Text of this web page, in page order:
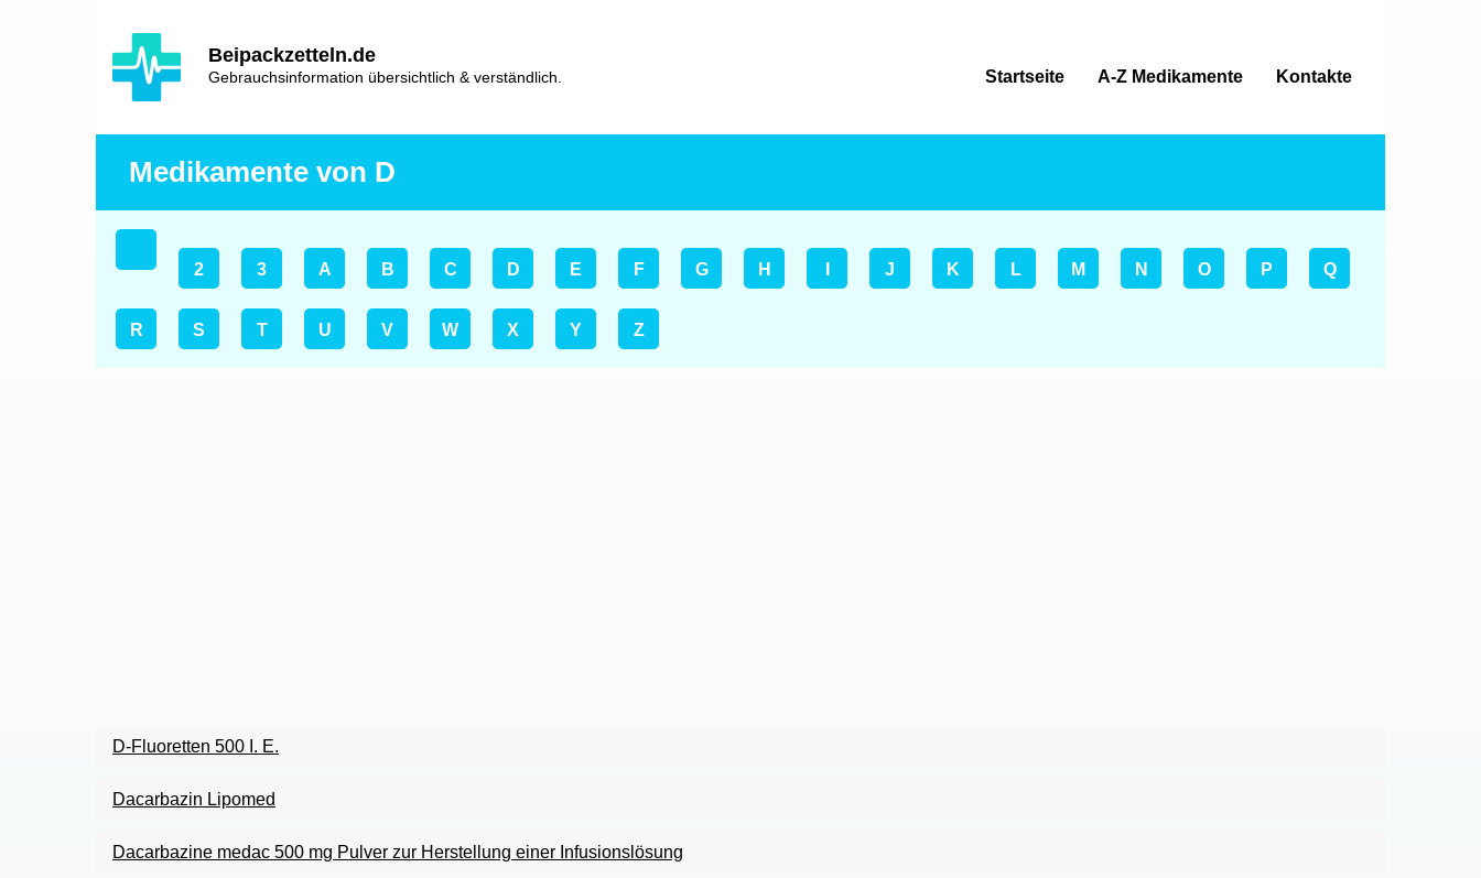
Beipackzetteln.de
Gebrauchsinformation übersichtlich & verständlich.
Hlavní
navigace
Startseite A-Z Medikamente Kontakte
Medikamente von D
2 3 A B C D E F G H J K L M N O P Q
R S T U V W X Y Z
D-Fluoretten 500 I. E.
Dacarbazin Lipomed
Dacarbazine medac 500 mg Pulver zur Herstellung einer Infusionslösung